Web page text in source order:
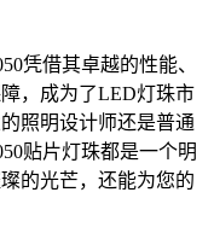
凭借其卓越的性能、
，成为了LED灯珠市
照明设计师还是普通
贴片灯珠都是一个明
的光芒，还能为您的